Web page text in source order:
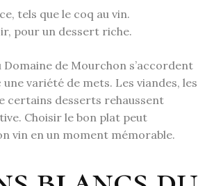
tels que le coq au vin.
pour un dessert riche.
Domaine de Mourchon s’accordent
variété de mets. Les viandes, les
certains desserts rehaussent
Choisir le bon plat peut
vin en un moment mémorable.